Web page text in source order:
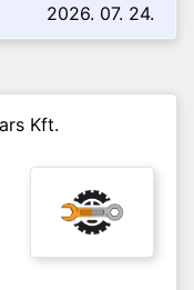
2026. 07. 24.
Kft.